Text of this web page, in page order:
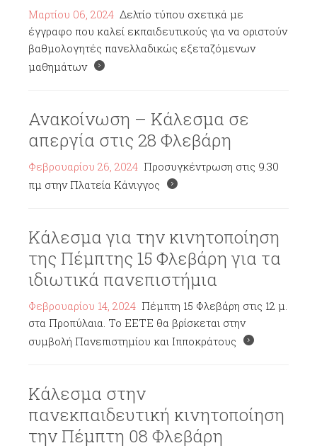
Μαρτίου 06, 2024 Δελτίο τύπου σχετικά με
έγγραφο που καλεί εκπαιδευτικούς για να οριστούν
βαθμολογητές πανελλαδικώς εξεταζόμενων
μαθημάτων
Ανακοίνωση – Κάλεσμα σε
απεργία στις 28 Φλεβάρη
Φεβρουαρίου 26, 2024 Προσυγκέντρωση στις 9.30
πμ στην Πλατεία Κάνιγγος
Κάλεσμα για την κινητοποίηση
της Πέμπτης 15 Φλεβάρη για τα
ιδιωτικά πανεπιστήμια
Φεβρουαρίου 14, 2024 Πέμπτη 15 Φλεβάρη στις 12 μ.
στα Προπύλαια. Το ΕΕΤΕ θα βρίσκεται στην
συμβολή Πανεπιστημίου και Ιπποκράτους
Κάλεσμα στην
πανεκπαιδευτική κινητοποίηση
την Πέμπτη 08 Φλεβάρη